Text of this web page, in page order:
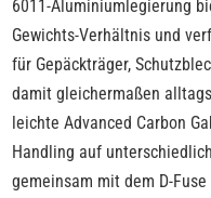
6011-Aluminiumlegierung
Gewichts-Verhältnis und
für Gepäckträger,
damit gleichermaßen
leichte Advanced Carbon
Handling auf
gemeinsam mit dem D-